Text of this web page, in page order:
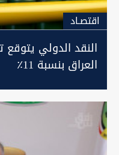
اقتصـاد
النقد الدولي يتوقع
العراق بنسبة 11٪